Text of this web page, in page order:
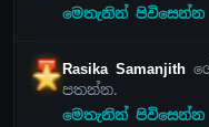
මෙතැනින් පිවිසෙන්න
Rasika Samanjith
පතන්න.
මෙතැනින් පිවිසෙන්න